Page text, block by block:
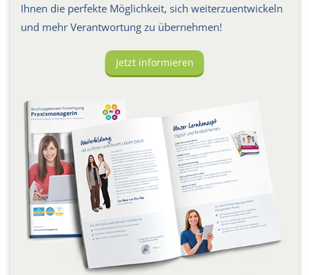
Ihnen die perfekte Möglichkeit, sich weiterzuentwickeln
und mehr Verantwortung zu übernehmen!
Jetzt informieren